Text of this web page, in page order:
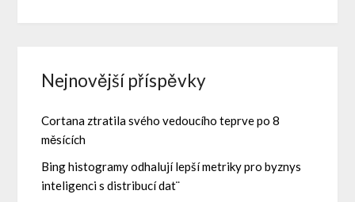
Nejnovější příspěvky
Cortana ztratila svého vedoucího teprve po 8
měsících
Bing histogramy odhalují lepší metriky pro byznys
inteligenci s distribucí dat¨